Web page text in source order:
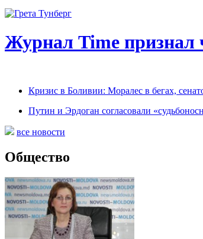
Журнал Time признал
Кризис в Боливии: Моралес в бегах,
Путин и Эрдоган согласовали
все новости
Общество